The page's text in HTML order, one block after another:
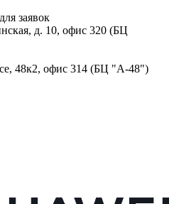
заявок
д. 10, офис 320 (БЦ
48к2, офис 314 (БЦ "А-48")